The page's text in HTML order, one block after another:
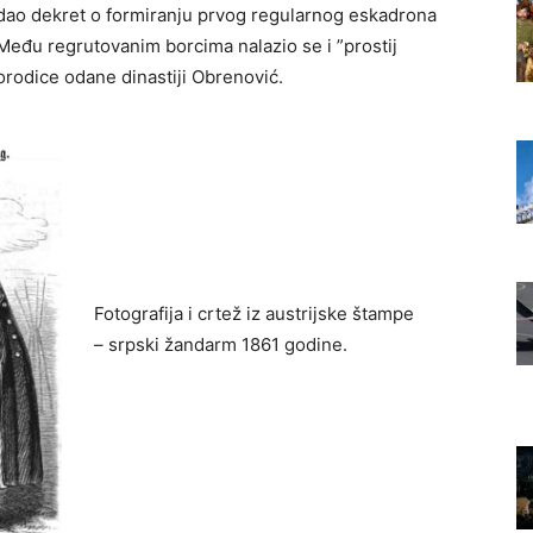
dekret o formiranju prvog regularnog eskadrona
regrutovanim borcima nalazio se i ”prostij
odane dinastiji Obrenović.
Fotografija i crtež iz austrijske štampe
– srpski žandarm 1861 godine.